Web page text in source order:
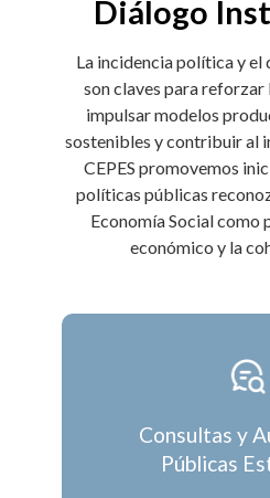
Diálogo
La incidencia política y
son claves para reforzar
impulsar modelos
sostenibles y contribuir al
CEPES promovemos
políticas públicas
Economía Social como
económico y la
Consultas y
Públicas